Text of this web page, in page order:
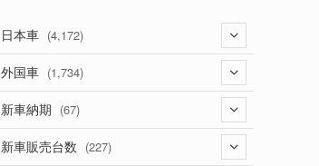
日本車 (4,172)
(1,321)
(329)
(525)
外国車 (1,734)
(188)
新車納期 (67)
(28)
新車販売台数 (227)